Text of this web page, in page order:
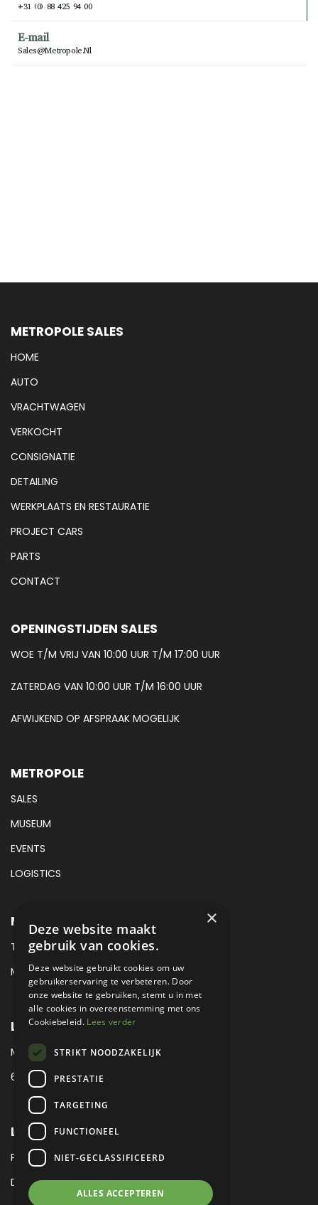
+31 (0) 88 425 94 00
E-mail
Sales@metropole.nl
METROPOLE SALES
HOME
AUTO
VRACHTWAGEN
VERKOCHT
CONSIGNATIE
DETAILING
WERKPLAATS EN RESTAURATIE
PROJECT CARS
PARTS
CONTACT
OPENINGSTIJDEN SALES
WOE T/M VRIJ VAN 10:00 UUR T/M 17:00 UUR
ZATERDAG VAN 10:00 UUR T/M 16:00 UUR
AFWIJKEND OP AFSPRAAK MOGELIJK
METROPOLE
SALES
MUSEUM
EVENTS
LOGISTICS
METROPOLE SALES CONTACT
TEL:+31 (0) 88 425 94 00
MAIL:SALES@METROPOLE.NL
LOCATIE
MEUBELLAAN 1 / VIA ENZO FERRARI
6651 KV DRUTEN / THE NETHERLANDS
LEGAL
PRIVACY VERKLARING
DISCLAIMER|SITEMAP
×
Deze website maakt
gebruik van cookies.
Deze website gebruikt cookies om uw
gebruikerservaring te verbeteren. Door
onze website te gebruiken, stemt u in met
alle cookies in overeenstemming met ons
Cookiebeleid. Lees verder
STRIKT NOODZAKELIJK
PRESTATIE
TARGETING
FUNCTIONEEL
NIET-GECLASSIFICEERD
ALLES ACCEPTEREN